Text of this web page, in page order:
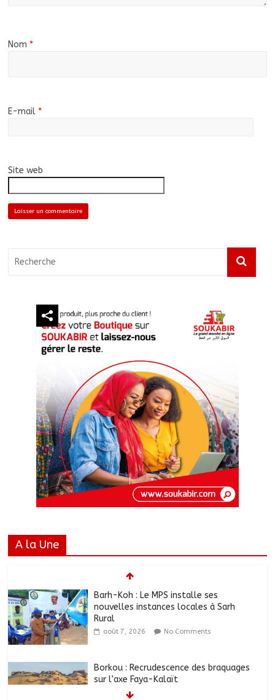
Nom *
E-mail *
Site web
A la Une
Barh-Koh : Le MPS installe ses
nouvelles instances locales à Sarh
Rural
août 7, 2026 No Comments
Borkou : Recrudescence des braquages
sur l’axe Faya-Kalaït
août 7, 2026